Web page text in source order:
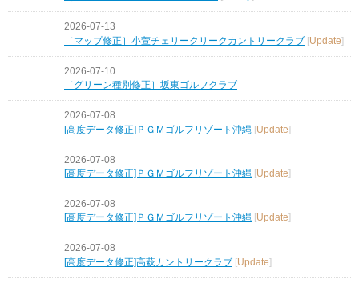
2026-07-13
［マップ修正］小萱チェリークリークカントリークラブ [Update]
2026-07-10
［グリーン種別修正］坂東ゴルフクラブ
2026-07-08
[高度データ修正]ＰＧＭゴルフリゾート沖縄 [Update]
2026-07-08
[高度データ修正]ＰＧＭゴルフリゾート沖縄 [Update]
2026-07-08
[高度データ修正]ＰＧＭゴルフリゾート沖縄 Update
2026-07-08
[高度データ修正]高萩カントリークラブ [Update]